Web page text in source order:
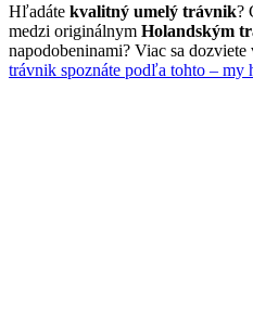
Hľadáte kvalitný umelý trávnik?
medzi originálnym Holandským
napodobeninami? Viac sa
trávnik spoznáte podľa tohto – my